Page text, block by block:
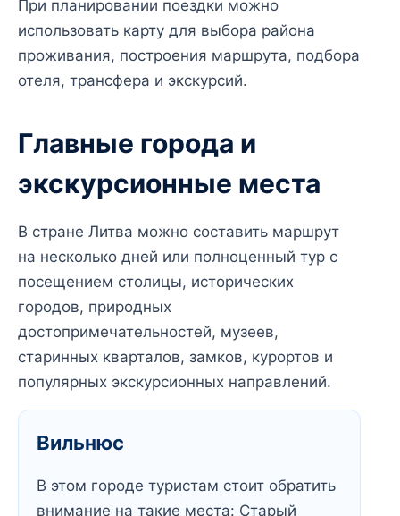
При планировании поездки можно
использовать карту для выбора района
проживания, построения маршрута, подбора
отеля, трансфера и экскурсий.
Главные города и
экскурсионные места
В стране Литва можно составить маршрут
на несколько дней или полноценный тур с
посещением столицы, исторических
городов, природных
достопримечательностей, музеев,
старинных кварталов, замков, курортов и
популярных экскурсионных направлений.
Вильнюс
В этом городе туристам стоит обратить
внимание на такие места: Старый